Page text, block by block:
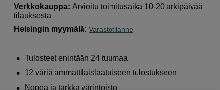
Verkkokauppa: Arvioitu toimitusaika 10-20 arkipäivää
tilauksesta
Helsingin myymälä: Varastotilanne
Tulosteet enintään 24 tuumaa
12 väriä ammattilaislaatuiseen tulostukseen
Nopea ja tarkka värintoisto